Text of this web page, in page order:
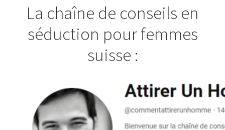
La chaîne de conseils en
séduction pour femmes
suisse :